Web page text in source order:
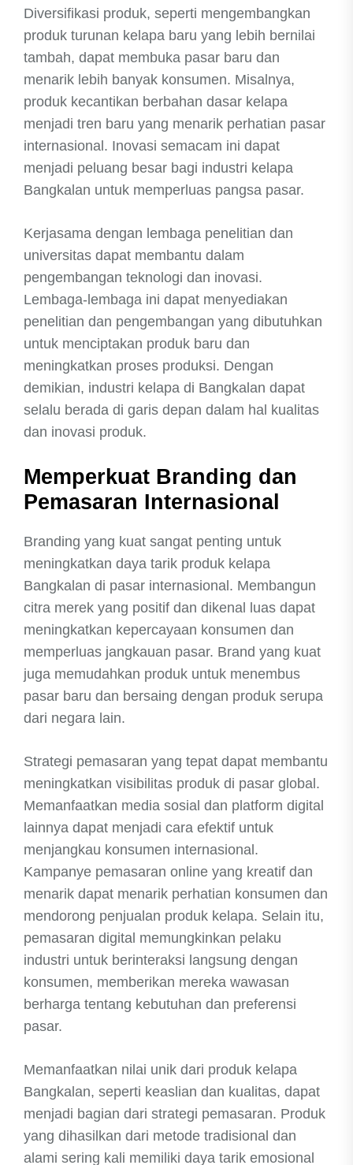
Diversifikasi produk, seperti mengembangkan
produk turunan kelapa baru yang lebih bernilai
tambah, dapat membuka pasar baru dan
menarik lebih banyak konsumen. Misalnya,
produk kecantikan berbahan dasar kelapa
menjadi tren baru yang menarik perhatian pasar
internasional. Inovasi semacam ini dapat
menjadi peluang besar bagi industri kelapa
Bangkalan untuk memperluas pangsa pasar.
Kerjasama dengan lembaga penelitian dan
universitas dapat membantu dalam
pengembangan teknologi dan inovasi.
Lembaga-lembaga ini dapat menyediakan
penelitian dan pengembangan yang dibutuhkan
untuk menciptakan produk baru dan
meningkatkan proses produksi. Dengan
demikian, industri kelapa di Bangkalan dapat
selalu berada di garis depan dalam hal kualitas
dan inovasi produk.
Memperkuat Branding dan
Pemasaran Internasional
Branding yang kuat sangat penting untuk
meningkatkan daya tarik produk kelapa
Bangkalan di pasar internasional. Membangun
citra merek yang positif dan dikenal luas dapat
meningkatkan kepercayaan konsumen dan
memperluas jangkauan pasar. Brand yang kuat
juga memudahkan produk untuk menembus
pasar baru dan bersaing dengan produk serupa
dari negara lain.
Strategi pemasaran yang tepat dapat membantu
meningkatkan visibilitas produk di pasar global.
Memanfaatkan media sosial dan platform digital
lainnya dapat menjadi cara efektif untuk
menjangkau konsumen internasional.
Kampanye pemasaran online yang kreatif dan
menarik dapat menarik perhatian konsumen dan
mendorong penjualan produk kelapa. Selain itu,
pemasaran digital memungkinkan pelaku
industri untuk berinteraksi langsung dengan
konsumen, memberikan mereka wawasan
berharga tentang kebutuhan dan preferensi
pasar.
Memanfaatkan nilai unik dari produk kelapa
Bangkalan, seperti keaslian dan kualitas, dapat
menjadi bagian dari strategi pemasaran. Produk
yang dihasilkan dari metode tradisional dan
alami sering kali memiliki daya tarik emosional